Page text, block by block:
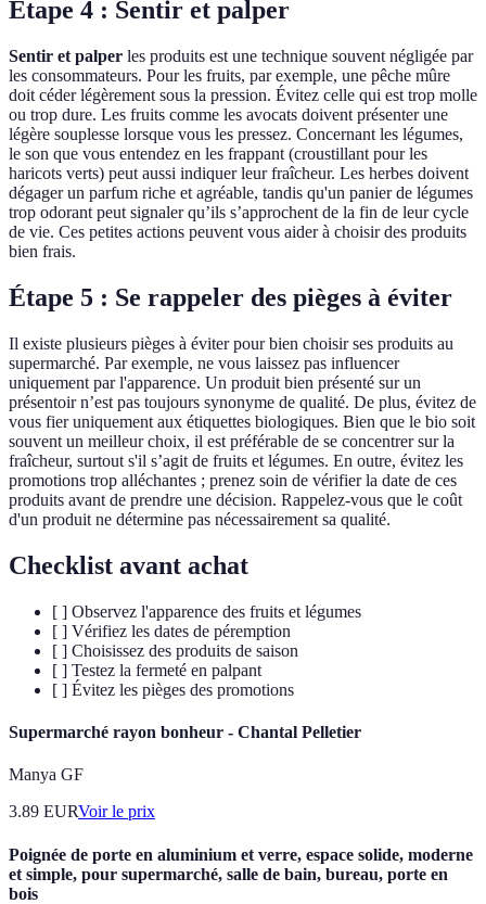
Étape 4 : Sentir et palper
Sentir et palper les produits est une technique souvent négligée par
les consommateurs. Pour les fruits, par exemple, une pêche mûre
doit céder légèrement sous la pression. Évitez celle qui est trop molle
ou trop dure. Les fruits comme les avocats doivent présenter une
légère souplesse lorsque vous les pressez. Concernant les légumes,
le son que vous entendez en les frappant (croustillant pour les
haricots verts) peut aussi indiquer leur fraîcheur. Les herbes doivent
dégager un parfum riche et agréable, tandis qu'un panier de légumes
trop odorant peut signaler qu’ils s’approchent de la fin de leur cycle
de vie. Ces petites actions peuvent vous aider à choisir des produits
bien frais.
Étape 5 : Se rappeler des pièges à éviter
Il existe plusieurs pièges à éviter pour bien choisir ses produits au
supermarché. Par exemple, ne vous laissez pas influencer
uniquement par l'apparence. Un produit bien présenté sur un
présentoir n’est pas toujours synonyme de qualité. De plus, évitez de
vous fier uniquement aux étiquettes biologiques. Bien que le bio soit
souvent un meilleur choix, il est préférable de se concentrer sur la
fraîcheur, surtout s'il s’agit de fruits et légumes. En outre, évitez les
promotions trop alléchantes ; prenez soin de vérifier la date de ces
produits avant de prendre une décision. Rappelez-vous que le coût
d'un produit ne détermine pas nécessairement sa qualité.
Checklist avant achat
[ ] Observez l'apparence des fruits et légumes
[ ] Vérifiez les dates de péremption
[ ] Choisissez des produits de saison
[ ] Testez la fermeté en palpant
[ ] Évitez les pièges des promotions
Supermarché rayon bonheur - Chantal Pelletier
Manya GF
3.89 EURVoir le prix
Poignée de porte en aluminium et verre, espace solide, moderne
et simple, pour supermarché, salle de bain, bureau, porte en
bois